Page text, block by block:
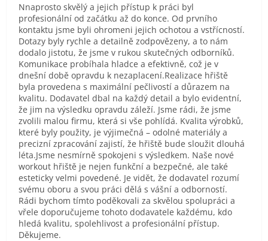
Nnaprosto skvělý a jejich přístup k práci byl
profesionální od začátku až do konce. Od prvního
kontaktu jsme byli ohromeni jejich ochotou a vstřícností.
Dotazy byly rychle a detailně zodpovězeny, a to nám
dodalo jistotu, že jsme v rukou skutečných odborníků.
Komunikace probíhala hladce a efektivně, což je v
dnešní době opravdu k nezaplacení.Realizace hřiště
byla provedena s maximální pečlivostí a důrazem na
kvalitu. Dodavatel dbal na každý detail a bylo evidentní,
že jim na výsledku opravdu záleží. Jsme rádi, že jsme
zvolili malou firmu, která si vše pohlídá. Kvalita výrobků,
které byly použity, je výjimečná – odolné materiály a
precizní zpracování zajistí, že hřiště bude sloužit dlouhá
léta.Jsme nesmírně spokojeni s výsledkem. Naše nové
workout hřiště je nejen funkční a bezpečné, ale také
esteticky velmi povedené. Je vidět, že dodavatel rozumí
svému oboru a svou práci dělá s vášní a odborností.
Rádi bychom tímto poděkovali za skvělou spolupráci a
vřele doporučujeme tohoto dodavatele každému, kdo
hledá kvalitu, spolehlivost a profesionální přístup.
Děkujeme.